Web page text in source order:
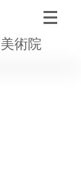
術院